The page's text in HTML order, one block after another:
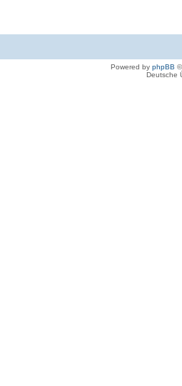
Powered by phpBB
Deutsche